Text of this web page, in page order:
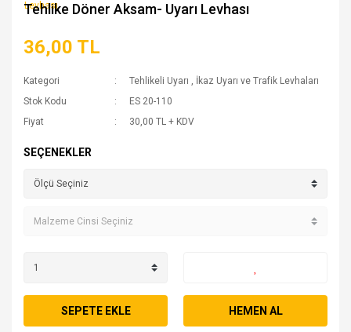
Tehlike Döner Aksam- Uyarı Levhası
36,00 TL
Kategori Tehlikeli Uyarı , İkaz Uyarı ve Trafik Levhaları
Stok Kodu
ES 20-110
Fiyat
30,00 TL + KDV
SEÇENEKLER
SEPETE EKLE HEMEN AL